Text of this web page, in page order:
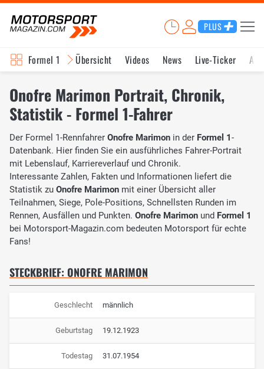
PLUS
Formel 1 Übersicht Videos News Live-Ticker
Onofre Marimon Portrait, Chronik,
Statistik - Formel 1-Fahrer
Der Formel 1-Rennfahrer Onofre Marimon in der Formel 1-
Datenbank. Hier finden Sie ein ausführliches Fahrer-Portrait
mit Lebenslauf, Karriereverlauf und Chronik.
Interessante Zahlen, Fakten und Informationen liefert die
Statistik zu Onofre Marimon mit einer Übersicht aller
Teilnahmen, Siege, Pole-Positions, Schnellsten Runden im
Rennen, Ausfällen und Punkten. Onofre Marimon und Formel 1
bei Motorsport-Magazin.com bedeuten Motorsport für echte
Fans!
STECKBRIEF: ONOFRE MARIMON
Geschlecht männlich
Geburtstag 19.12.1923
Todestag 31.07.1954